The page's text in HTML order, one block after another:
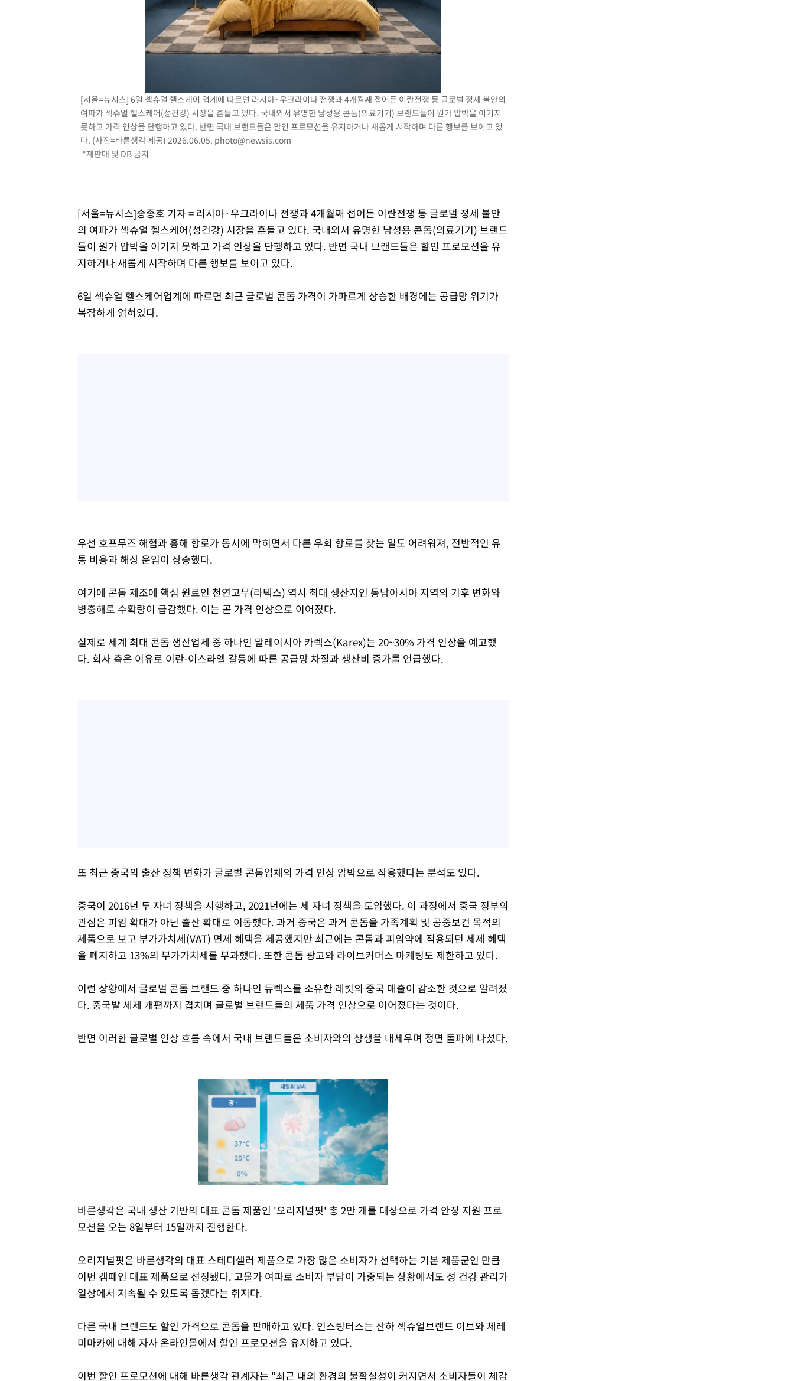
[서울=뉴시스] 6일 섹슈얼 헬스케어 업계에 따르면 러시아·우크라이나 전쟁과 4개월째 접어든 이란전쟁 등 글로벌 정세 불안의
여파가 섹슈얼 헬스케어(성건강) 시장을 흔들고 있다. 국내외서 유명한 남성용 콘돔(의료기기) 브랜드들이 원가 압박을 이기지
못하고 가격 인상을 단행하고 있다. 반면 국내 브랜드들은 할인 프로모션을 유지하거나 새롭게 시작하며 다른 행보를 보이고 있
다. (사진=바른생각 제공) 2026.06.05. photo@newsis.com
*재판매 및 DB 금지
[서울=뉴시스]송종호 기자 = 러시아·우크라이나 전쟁과 4개월째 접어든 이란전쟁 등 글로벌 정세 불안
의 여파가 섹슈얼 헬스케어(성건강) 시장을 흔들고 있다. 국내외서 유명한 남성용 콘돔(의료기기) 브랜드
들이 원가 압박을 이기지 못하고 가격 인상을 단행하고 있다. 반면 국내 브랜드들은 할인 프로모션을 유
지하거나 새롭게 시작하며 다른 행보를 보이고 있다.
6일 섹슈얼 헬스케어업계에 따르면 최근 글로벌 콘돔 가격이 가파르게 상승한 배경에는 공급망 위기가
복잡하게 얽혀있다.
우선 호프무즈 해협과 홍해 항로가 동시에 막히면서 다른 우회 항로를 찾는 일도 어려워져, 전반적인 유
통 비용과 해상 운임이 상승했다.
여기에 콘돔 제조에 핵심 원료인 천연고무(라텍스) 역시 최대 생산지인 동남아시아 지역의 기후 변화와
병충해로 수확량이 급감했다. 이는 곧 가격 인상으로 이어졌다.
실제로 세계 최대 콘돔 생산업체 중 하나인 말레이시아 카렉스(Karex)는 20~30% 가격 인상을 예고했
다. 회사 측은 이유로 이란-이스라엘 갈등에 따른 공급망 차질과 생산비 증가를 언급했다.
또 최근 중국의 출산 정책 변화가 글로벌 콘돔업체의 가격 인상 압박으로 작용했다는 분석도 있다.
중국이 2016년 두 자녀 정책을 시행하고, 2021년에는 세 자녀 정책을 도입했다. 이 과정에서 중국 정부의
관심은 피임 확대가 아닌 출산 확대로 이동했다. 과거 중국은 과거 콘돔을 가족계획 및 공중보건 목적의
제품으로 보고 부가가치세(VAT) 면제 혜택을 제공했지만 최근에는 콘돔과 피임약에 적용되던 세제 혜택
을 폐지하고 13%의 부가가치세를 부과했다. 또한 콘돔 광고와 라이브커머스 마케팅도 제한하고 있다.
이런 상황에서 글로벌 콘돔 브랜드 중 하나인 듀렉스를 소유한 레킷의 중국 매출이 감소한 것으로 알려졌
다. 중국발 세제 개편까지 겹치며 글로벌 브랜드들의 제품 가격 인상으로 이어졌다는 것이다.
반면 이러한 글로벌 인상 흐름 속에서 국내 브랜드들은 소비자와의 상생을 내세우며 정면 돌파에 나섰다.
바른생각은 국내 생산 기반의 대표 콘돔 제품인 '오리지널핏' 총 2만 개를 대상으로 가격 안정 지원 프로
모션을 오는 8일부터 15일까지 진행한다.
오리지널핏은 바른생각의 대표 스테디셀러 제품으로 가장 많은 소비자가 선택하는 기본 제품군인 만큼
이번 캠페인 대표 제품으로 선정됐다. 고물가 여파로 소비자 부담이 가중되는 상황에서도 성 건강 관리가
일상에서 지속될 수 있도록 돕겠다는 취지다.
다른 국내 브랜드도 할인 가격으로 콘돔을 판매하고 있다. 인스팅터스는 산하 섹슈얼브랜드 이브와 체레
미마카에 대해 자사 온라인몰에서 할인 프로모션을 유지하고 있다.
이번 할인 프로모션에 대해 바른생각 관계자는 "최근 대외 환경의 불확실성이 커지면서 소비자들이 체감